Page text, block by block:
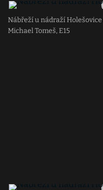
Nábřeží u nádraží
Michael Tomeš, E15